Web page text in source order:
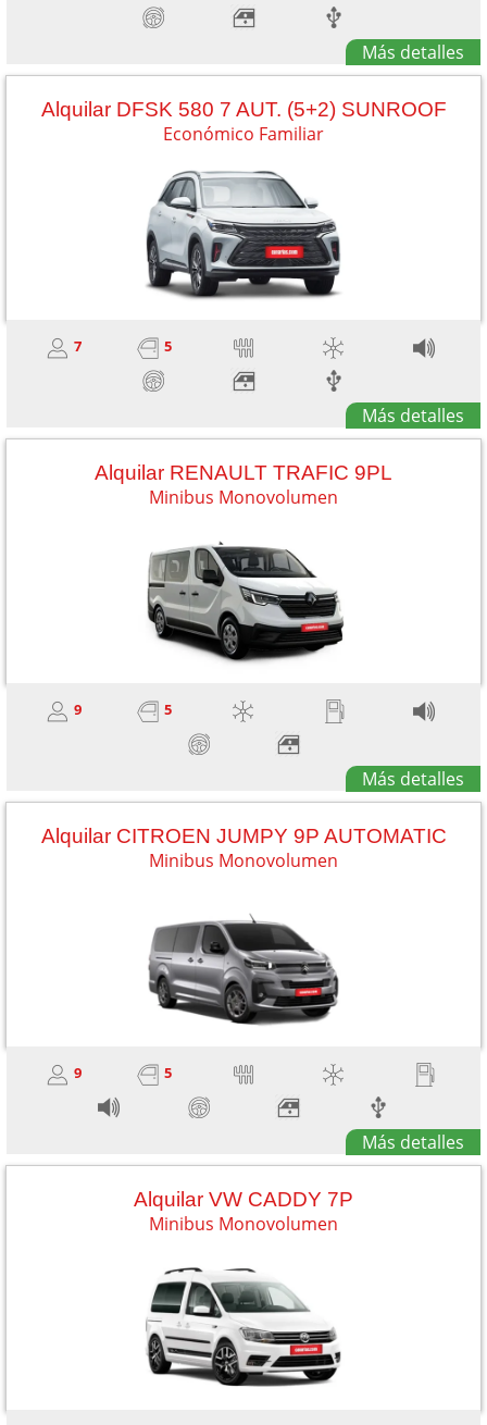
Más detalles
Alquilar DFSK 580 7 AUT. (5+2) SUNROOF
Económico Familiar
7 5
Más detalles
Alquilar RENAULT TRAFIC 9PL
Minibus Monovolumen
9 5
Más detalles
Alquilar CITROEN JUMPY 9P AUTOMATIC
Minibus Monovolumen
9 5
Más detalles
Alquilar VW CADDY 7P
Minibus Monovolumen